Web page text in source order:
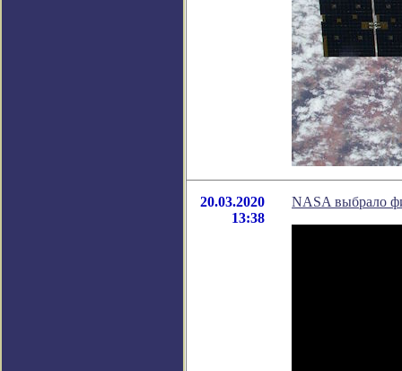
20.03.2020
13:38
NASA выбрало